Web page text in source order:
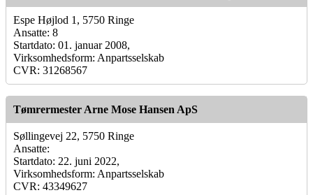
Espe Højlod 1, 5750 Ringe
Ansatte: 8
Startdato: 01. januar 2008,
Virksomhedsform: Anpartsselskab
CVR: 31268567
Tømrermester Arne Mose Hansen ApS
Søllingevej 22, 5750 Ringe
Ansatte:
Startdato: 22. juni 2022,
Virksomhedsform: Anpartsselskab
CVR: 43349627